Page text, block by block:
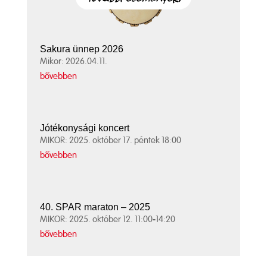
Sakura ünnep 2026
Mikor: 2026.04.11.
bővebben
Jótékonysági koncert
MIKOR: 2025. október 17. péntek 18:00
bővebben
40. SPAR maraton – 2025
MIKOR: 2025. október 12. 11:00-14:20
bővebben